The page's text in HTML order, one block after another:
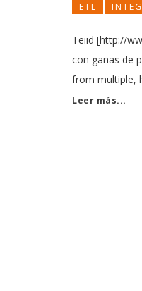
ETL
Teiid [http://
con ganas de
from multiple,
Leer más...